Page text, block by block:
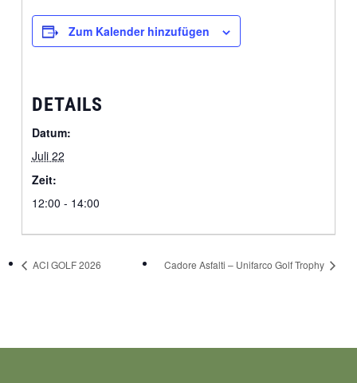
Zum Kalender hinzufügen
DETAILS
Datum:
Juli 22
Zeit:
12:00 - 14:00
ACI GOLF 2026 Cadore Asfalti – Unifarco Golf Trophy